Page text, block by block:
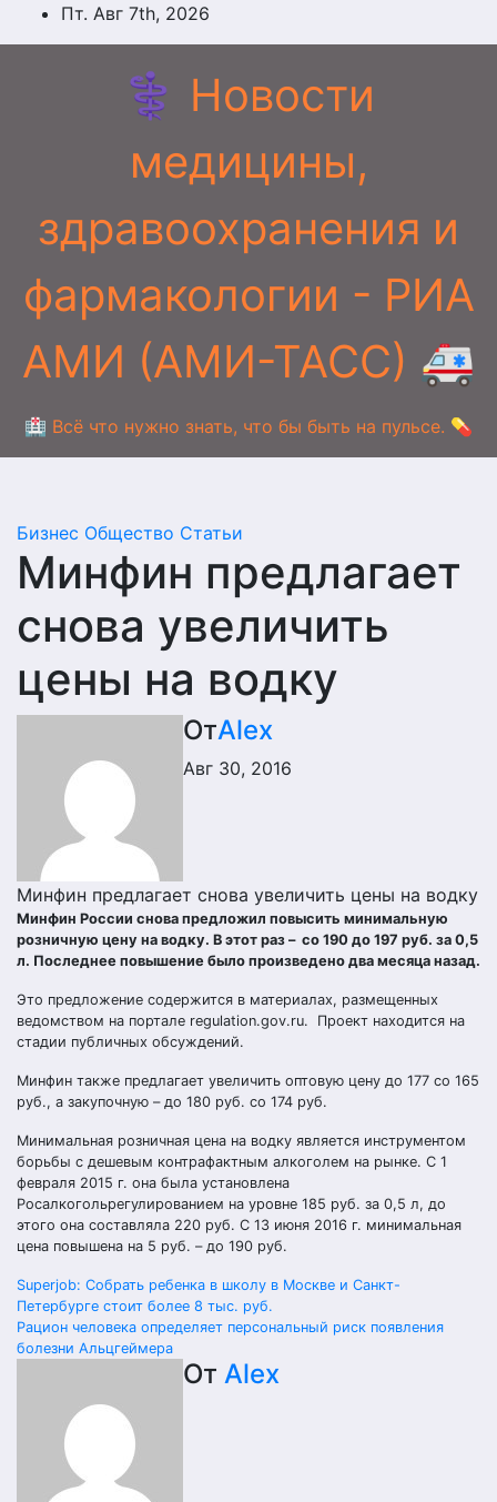
Перейти
к
Пт. Авг 7th, 2026
⚕️ Новости
медицины,
здравоохранения и
фармакологии - РИА
АМИ (АМИ-ТАСС) 🚑
🏥 Всё что нужно знать, что бы быть на пульсе. 💊
Бизнес Общество Статьи
Минфин предлагает
снова увеличить
цены на водку
ОтAlex
Авг 30, 2016
Минфин предлагает снова увеличить цены на водку
Минфин России снова предложил повысить минимальную
розничную цену на водку. В этот раз – со 190 до 197 руб. за 0,5
л. Последнее повышение было произведено два месяца назад.
Это предложение содержится в материалах, размещенных
ведомством на портале regulation.gov.ru. Проект находится на
стадии публичных обсуждений.
Минфин также предлагает увеличить оптовую цену до 177 со 165
руб., а закупочную – до 180 руб. со 174 руб.
Минимальная розничная цена на водку является инструментом
борьбы с дешевым контрафактным алкоголем на рынке. С 1
февраля 2015 г. она была установлена
Росалкогольрегулированием на уровне 185 руб. за 0,5 л, до
этого она составляла 220 руб. С 13 июня 2016 г. минимальная
цена повышена на 5 руб. – до 190 руб.
Навигация
по
Superjob: Собрать ребенка в школу в Москве и Санкт-
Петербурге стоит более 8 тыс. руб.
Рацион человека определяет персональный риск появления
болезни Альцгеймера
От Alex